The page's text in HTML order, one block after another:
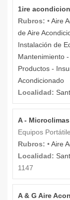
1ire
Rubros: •Aire
de Aire
Instalación de
Mantenimiento
Productos -
Acondicionado
Localidad:
A -
Equipos
Rubros: •Aire
Localidad:
1147
A & G Aire